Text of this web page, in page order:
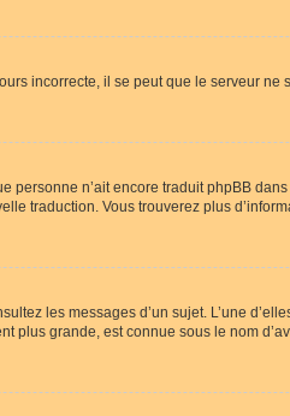
incorrecte, il se peut que le serveur
personne n’ait encore traduit phpBB
traduction. Vous trouverez plus
les messages d’un sujet. L’une
plus grande, est connue sous le nom